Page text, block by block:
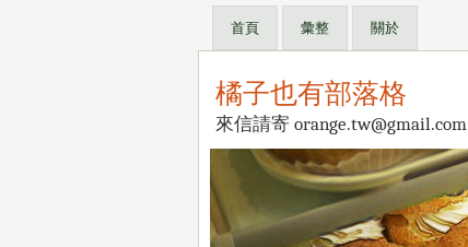
首頁 彙整 關於
橘子也有部落格
來信請寄 orange.tw@gmail.com